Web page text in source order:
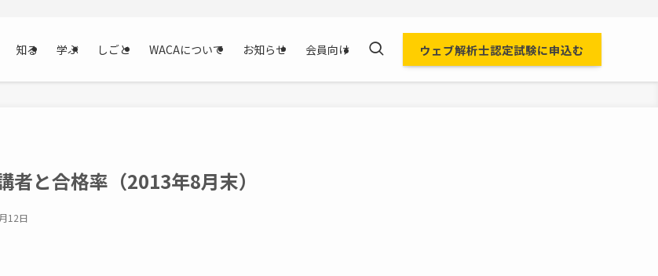
知る 学ぶ しごと WACAについて お知らせ 会員向け ウェブ解析士認定試験に申込む
者と合格率（2013年8月末）
12日